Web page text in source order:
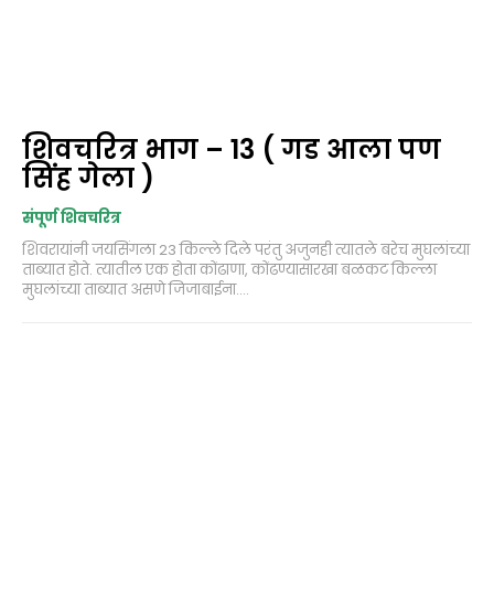
शिवचरित्र भाग – 13 ( गड आला पण
सिंह गेला )
संपूर्ण शिवचरित्र
शिवरायांनी जयसिंगला 23 किल्ले दिले परंतु अजुनही त्यातले बरेच मुघलांच्या
ताब्यात होते. त्यातील एक होता कोंढाणा, कोंढण्यासारखा बळकट किल्ला
मुघलांच्या ताब्यात असणे जिजाबाईना....